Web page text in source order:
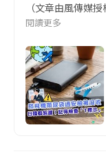
（文章由風傳媒
閱讀更多